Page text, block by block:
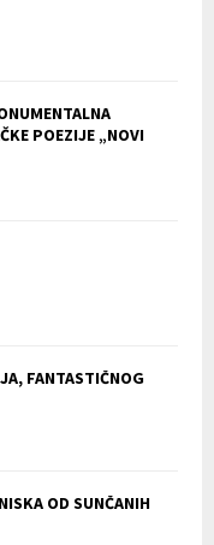
POEZIJE „NOVI
FANTASTIČNOG
OD SUNČANIH